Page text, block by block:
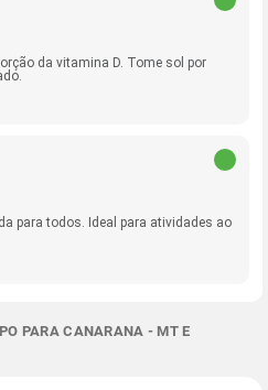
da vitamina D. Tome sol por
para todos. Ideal para atividades ao
PARA CANARANA - MT E